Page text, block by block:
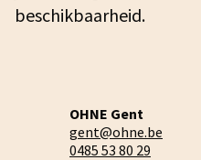
beschikbaarheid.
OHNE Gent
gent@ohne.be
0485 53 80 29